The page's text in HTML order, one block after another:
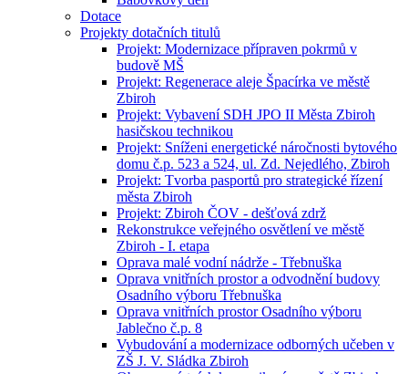
Dotace
Projekty dotačních titulů
Projekt: Modernizace přípraven pokrmů v
budově MŠ
Projekt: Regenerace aleje Špacírka ve městě
Zbiroh
Projekt: Vybavení SDH JPO II Města Zbiroh
hasičskou technikou
Projekt: Sníženi energetické náročnosti bytového
domu č.p. 523 a 524, ul. Zd. Nejedlého, Zbiroh
Projekt: Tvorba pasportů pro strategické řízení
města Zbiroh
Projekt: Zbiroh ČOV - dešťová zdrž
Rekonstrukce veřejného osvětlení ve městě
Zbiroh - I. etapa
Oprava malé vodní nádrže - Třebnuška
Oprava vnitřních prostor a odvodnění budovy
Osadního výboru Třebnuška
Oprava vnitřních prostor Osadního výboru
Jablečno č.p. 8
Vybudování a modernizace odborných učeben v
ZŠ J. V. Sládka Zbiroh